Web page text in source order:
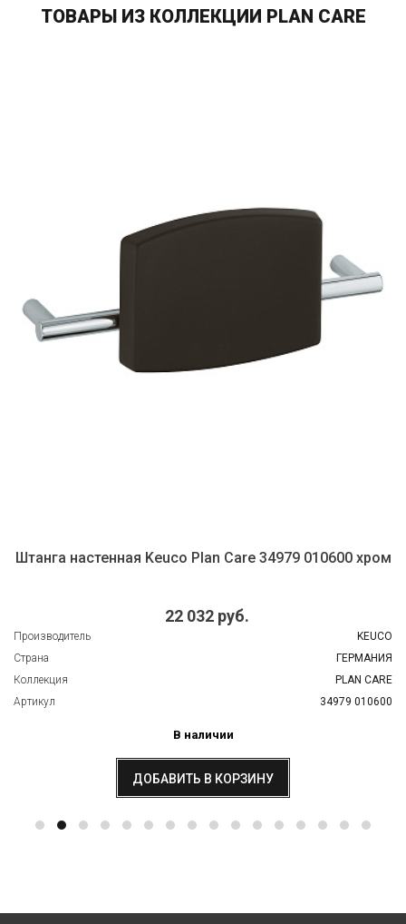
ТОВАРЫ ИЗ КОЛЛЕКЦИИ PLAN CARE
Штанга настенная Keuco Plan Care 34979 010600 хром
22 032 руб.
Производитель
KEUCO
Страна
ГЕРМАНИЯ
Коллекция
PLAN CARE
Артикул
34979 010600
В наличии
ДОБАВИТЬ В КОРЗИНУ